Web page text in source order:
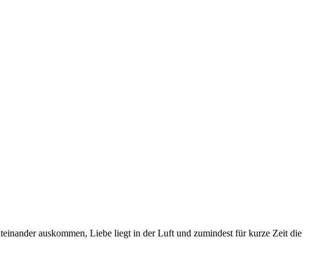
auskommen, Liebe liegt in der Luft und zumindest für kurze Zeit die